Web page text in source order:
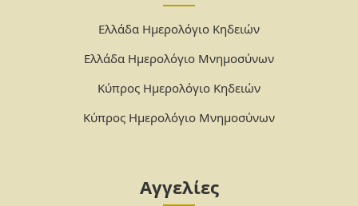
Ελλάδα Ημερολόγιο Κηδειών
Ελλάδα Ημερολόγιο Μνημοσύνων
Κύπρος Ημερολόγιο Κηδειών
Κύπρος Ημερολόγιο Μνημοσύνων
Αγγελίες